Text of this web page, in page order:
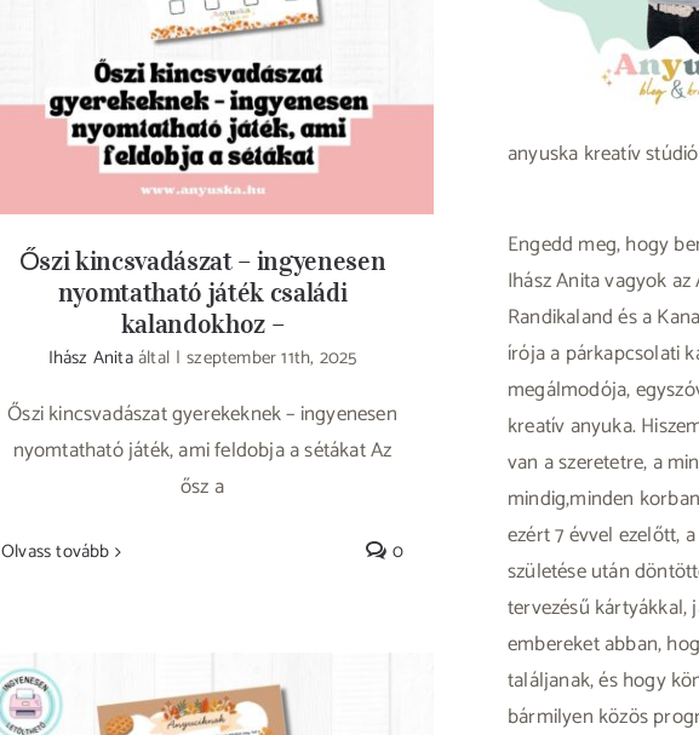
nyomtatható játék családi kalandokhoz –
Őszi kincsvadászat – ingyenesen
nyomtatható játék családi
kalandokhoz –
Ihász Anitaáltal | szeptember 11th, 2025
Őszi kincsvadászat gyerekeknek – ingyenesen
nyomtatható játék, ami feldobja a sétákat Az
ősz a
Olvass tovább 0
anyuska kreatív stúdió
Engedd meg, hogy
Ihász Anita vagyok
Randikaland és a
írója a párkapcsolati
megálmodója,
kreatív anyuka.
van a szeretetre, a
mindig,minden
ezért 7 évvel ezelőtt,
születése után
tervezésű kártyákkal,
embereket abban,
találjanak, és hogy
bármilyen közös